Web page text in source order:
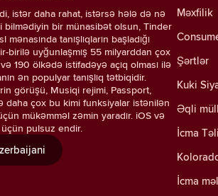
istər daha rahat, istərsə hələ də nə
bilmədiyin bir münasibət olsun, Tinder
mənasında tanışlıqların başladığı
birilə uyğunlaşmış 55 milyarddan çox
190 ölkədə istifadəyə açıq olması ilə
ən populyar tanışlıq tətbiqidir.
görüşü, Musiqi rejimi, Passport,
daha çox bu kimi funksiyalar istənilən
mükəmməl zəmin yaradır. iOS və
pulsuz endir.
Məxfilik
Şərtlər
Kuki
Əqli
İcma
İcma